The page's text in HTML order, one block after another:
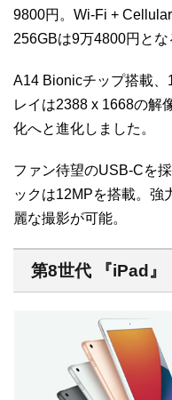
9800円。Wi-Fi +
256GBは9万4800円とな
A14 Bionicチップ搭載
レイは2388 x 1668の解
化へと進化しました。
ファン待望のUSB-Cを
ックは12MPを搭載。強
麗な撮影が可能。
第8世代 『iPad